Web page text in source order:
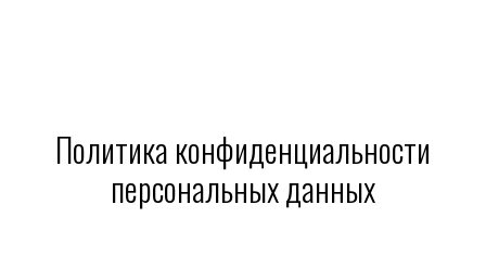
Политика конфиденциальности
персональных данных